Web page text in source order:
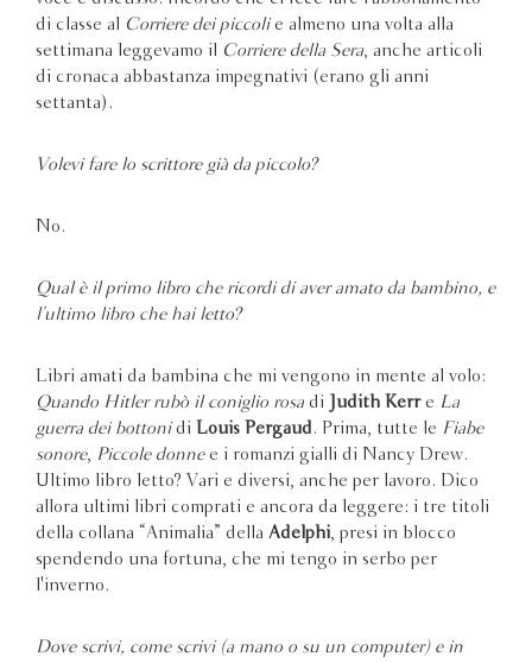
di classe al
Corriere dei piccolie almeno una volta alla
settimana leggevamo il
Corriere della Sera , anche articoli
di cronaca abbastanza impegnativi (erano gli anni
settanta).
Volevi fare lo scrittore già da piccolo?
No.
Qual è il primo libro che ricordi di aver amato da bambino, e
l’ultimo libro che hai letto?
Libri amati da bambina che mi vengono in mente al volo:
Quando Hitler rubò il coniglio rosa di Judith Kerre La
guerra dei bottonidi Louis Pergaud . Prima, tutte le Fiabe
sonore, Piccole donnee i romanzi gialli di Nancy Drew.
Ultimo libro letto? Vari e diversi, anche per lavoro. Dico
allora ultimi libri comprati e ancora da leggere: i tre titoli
della collana “Animalia” della Adelphi , presi in blocco
spendendo una fortuna, che mi tengo in serbo per
l'inverno.
Dove scrivi, come scrivi (a mano o su un computer) e in